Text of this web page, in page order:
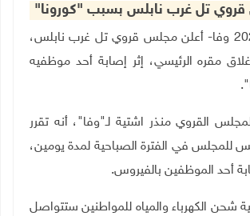
تل غرب نابلس بسبب "كورونا"
نابلس 25-8-2021 وفا- أعلن مجلس قروي تل غرب نابلس،
إغلاق مقره الرئيسي، إثر إصابة أحد موظفيه
القروي منذر اشتية لـ"وفا"، أنه تقرر
للمجلس في الفترة الصباحية لمدة يومين،
أحد الموظفين بالفيروس.
شحن الكهرباء والمياه للمواطنين ستتواصل